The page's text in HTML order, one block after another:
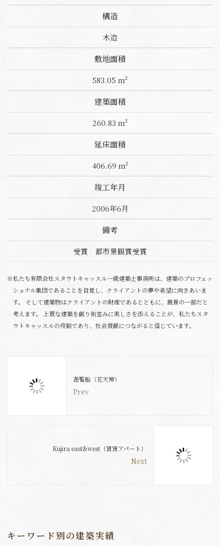
構造
木造
敷地面積
583.05 m²
建築面積
260.83 m²
延床面積
406.69 m²
竣工年月
2006年6月
備考
受賞 都市景観賞受賞
※私たち有限会社スタウトキャッスル一級建築士事務所は、建築のプロフェッ
ショナル集団であることを自覚し、クライアントの夢や希望に向きあいま
す。 そして建築物はクライアントの財産であるとともに、風景の一部だと
考えます。 上質な建築を創り街並みに美しさを添えることが、私たちスタ
ウトキャッスルの役割であり、社会貢献につながると信じています。
遊覧船（花天神）
Prev
Kujira east&west（賃貸アパート）
Next
キーワード別の建築実績